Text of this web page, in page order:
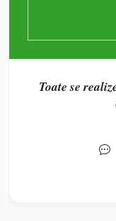
Toate se